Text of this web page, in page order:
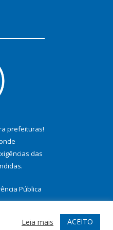
prefeituras!
das
Pública
Leia mais ACEITO